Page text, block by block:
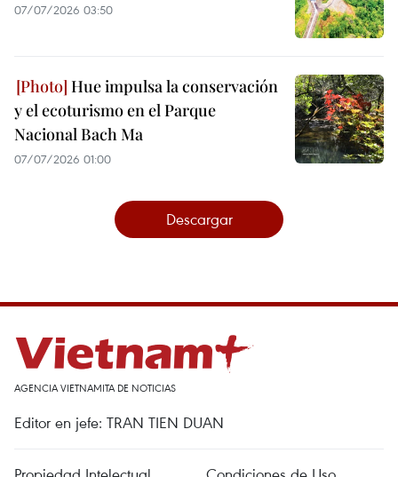
07/07/2026 03:50
Hue impulsa la conservación
y el ecoturismo en el Parque
Nacional Bach Ma
07/07/2026 01:00
Descargar
AGENCIA VIETNAMITA DE NOTICIAS
Editor en jefe: TRAN TIEN DUAN